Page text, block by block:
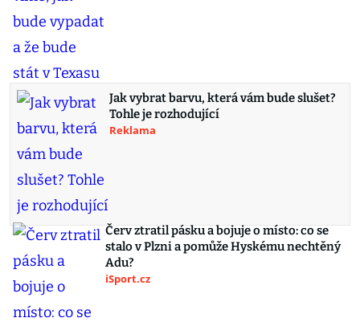
Jak vybrat barvu, která vám bude slušet?
Tohle je rozhodující
Reklama
Červ ztratil pásku a bojuje o místo: co se
stalo v Plzni a pomůže Hyskému nechtěný
Adu?
iSport.cz